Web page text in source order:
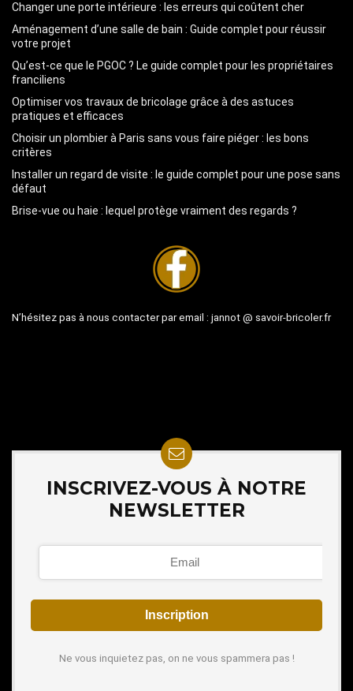
Changer une porte intérieure : les erreurs qui coûtent cher
Aménagement d’une salle de bain : Guide complet pour réussir
votre projet
Qu’est-ce que le PGOC ? Le guide complet pour les propriétaires
franciliens
Optimiser vos travaux de bricolage grâce à des astuces
pratiques et efficaces
Choisir un plombier à Paris sans vous faire piéger : les bons
critères
Installer un regard de visite : le guide complet pour une pose sans
défaut
Brise-vue ou haie : lequel protège vraiment des regards ?
N’hésitez pas à nous contacter par email : jannot @ savoir-bricoler.fr
INSCRIVEZ-VOUS À NOTRE
NEWSLETTER
Ne vous inquietez pas, on ne vous spammera pas !